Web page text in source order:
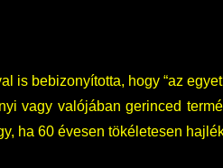
is bebizonyította, hogy “az
vagy valójában gerinced
ha 60 évesen tökéletesen